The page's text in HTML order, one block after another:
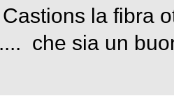
la fibra
che sia un